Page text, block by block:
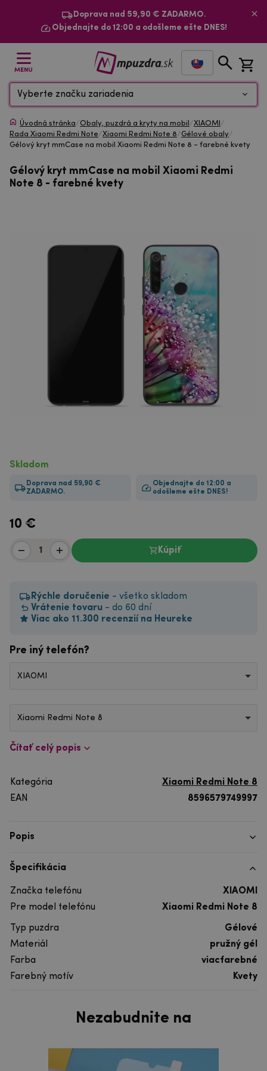
Doprava nad 59,90 € ZADARMO.
Objednajte do 12:00 a odošleme ešte DNES!
MENU
Vyberte značku zariadenia
Úvodná stránka/Obaly, puzdrá a kryty na mobil /XIAOMI /
Rada Xiaomi Redmi Note/Xiaomi Redmi Note 8/Gélové obaly/
Gélový kryt mmCase na mobil Xiaomi Redmi Note 8 - farebné kvety
Gélový kryt mmCase na mobil Xiaomi Redmi
Note 8 - farebné kvety
Skladom
Doprava nad 59,90 €
ZADARMO.
Objednajte do 12:00 a
odošleme ešte DNES!
10 €
Kúpiť
Rýchle doručenie - všetko skladom
Vrátenie tovaru - do 60 dní
Viac ako 11.300 recenzií na Heureke
Pre iný telefón?
XIAOMI
Xiaomi Redmi Note 8
Čítať celý popis
Kategória
Xiaomi Redmi Note 8
EAN
8596579749997
Popis
Špecifikácia
Značka telefónu
XIAOMI
Pre model telefónu
Xiaomi Redmi Note 8
Typ puzdra
Gélové
Materiál
pružný gél
Farba
viacfarebné
Farebný motív
Kvety
Nezabudnite na